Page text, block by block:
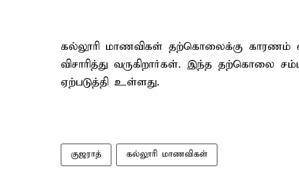
கல்லூரி மாணவிகள் தற்கொலைக்கு காரணம்
விசாரித்து வருகிறார்கள். இந்த தற்கொலை
ஏற்படுத்தி உள்ளது.
குஜராத் கல்லூரி மாணவிகள்